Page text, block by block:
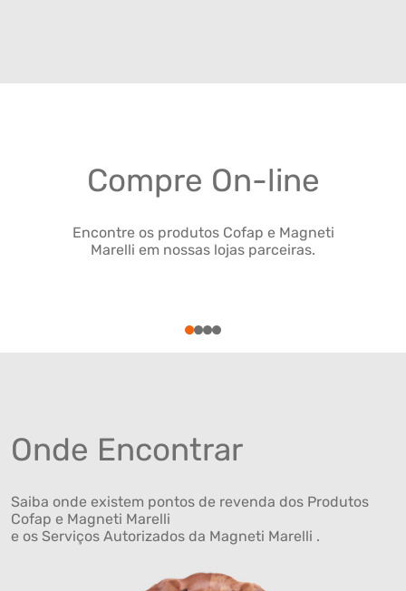
Compre On-line
Encontre os produtos Cofap e Magneti
Marelli em nossas lojas parceiras.
1234
Onde Encontrar
Saiba onde existem pontos de revenda dos Produtos
Cofap e Magneti Marelli
e os Serviços Autorizados da Magneti Marelli .